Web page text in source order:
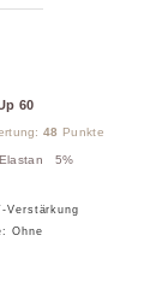
60
48 Punkte
5%
Verstärkung
Ohne